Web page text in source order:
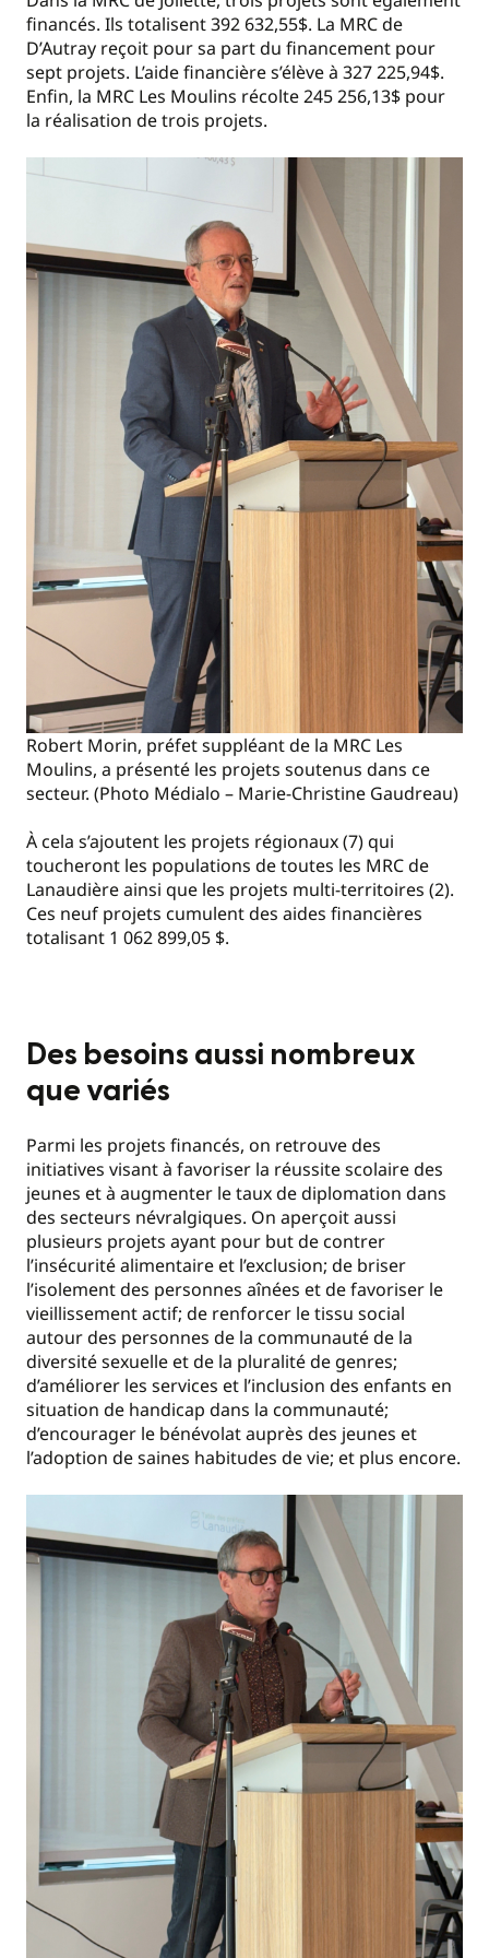
financés. Ils totalisent 392 632,55$. La MRC de
D’Autray reçoit pour sa part du financement pour
sept projets. L’aide financière s’élève à 327 225,94$.
Enfin, la MRC Les Moulins récolte 245 256,13$ pour
la réalisation de trois projets.
Robert Morin, préfet suppléant de la MRC Les
Moulins, a présenté les projets soutenus dans ce
secteur. (Photo Médialo – Marie-Christine Gaudreau)
À cela s’ajoutent les projets régionaux (7) qui
toucheront les populations de toutes les MRC de
Lanaudière ainsi que les projets multi-territoires (2).
Ces neuf projets cumulent des aides financières
totalisant 1 062 899,05 $.
Des besoins aussi nombreux
que variés
Parmi les projets financés, on retrouve des
initiatives visant à favoriser la réussite scolaire des
jeunes et à augmenter le taux de diplomation dans
des secteurs névralgiques. On aperçoit aussi
plusieurs projets ayant pour but de contrer
l’insécurité alimentaire et l’exclusion; de briser
l’isolement des personnes aînées et de favoriser le
vieillissement actif; de renforcer le tissu social
autour des personnes de la communauté de la
diversité sexuelle et de la pluralité de genres;
d’améliorer les services et l’inclusion des enfants en
situation de handicap dans la communauté;
d’encourager le bénévolat auprès des jeunes et
l’adoption de saines habitudes de vie; et plus encore.